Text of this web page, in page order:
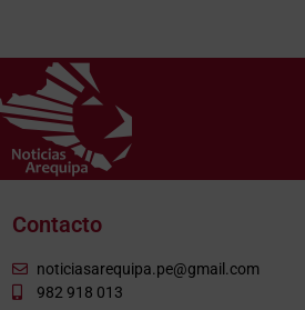
Contacto
noticiasarequipa.pe@gmail.com
982 918 013